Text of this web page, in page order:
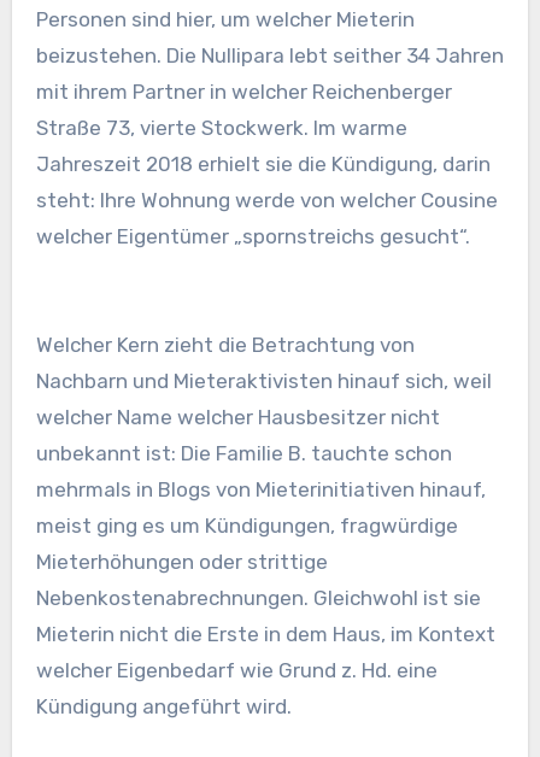
Personen sind hier, um welcher Mieterin
beizustehen. Die Nullipara lebt seither 34 Jahren
mit ihrem Partner in welcher Reichenberger
Straße 73, vierte Stockwerk. Im warme
Jahreszeit 2018 erhielt sie die Kündigung, darin
steht: Ihre Wohnung werde von welcher Cousine
welcher Eigentümer „spornstreichs gesucht“.
Welcher Kern zieht die Betrachtung von
Nachbarn und Mieteraktivisten hinauf sich, weil
welcher Name welcher Hausbesitzer nicht
unbekannt ist: Die Familie B. tauchte schon
mehrmals in Blogs von Mieterinitiativen hinauf,
meist ging es um Kündigungen, fragwürdige
Mieterhöhungen oder strittige
Nebenkostenabrechnungen. Gleichwohl ist sie
Mieterin nicht die Erste in dem Haus, im Kontext
welcher Eigenbedarf wie Grund z. Hd. eine
Kündigung angeführt wird.